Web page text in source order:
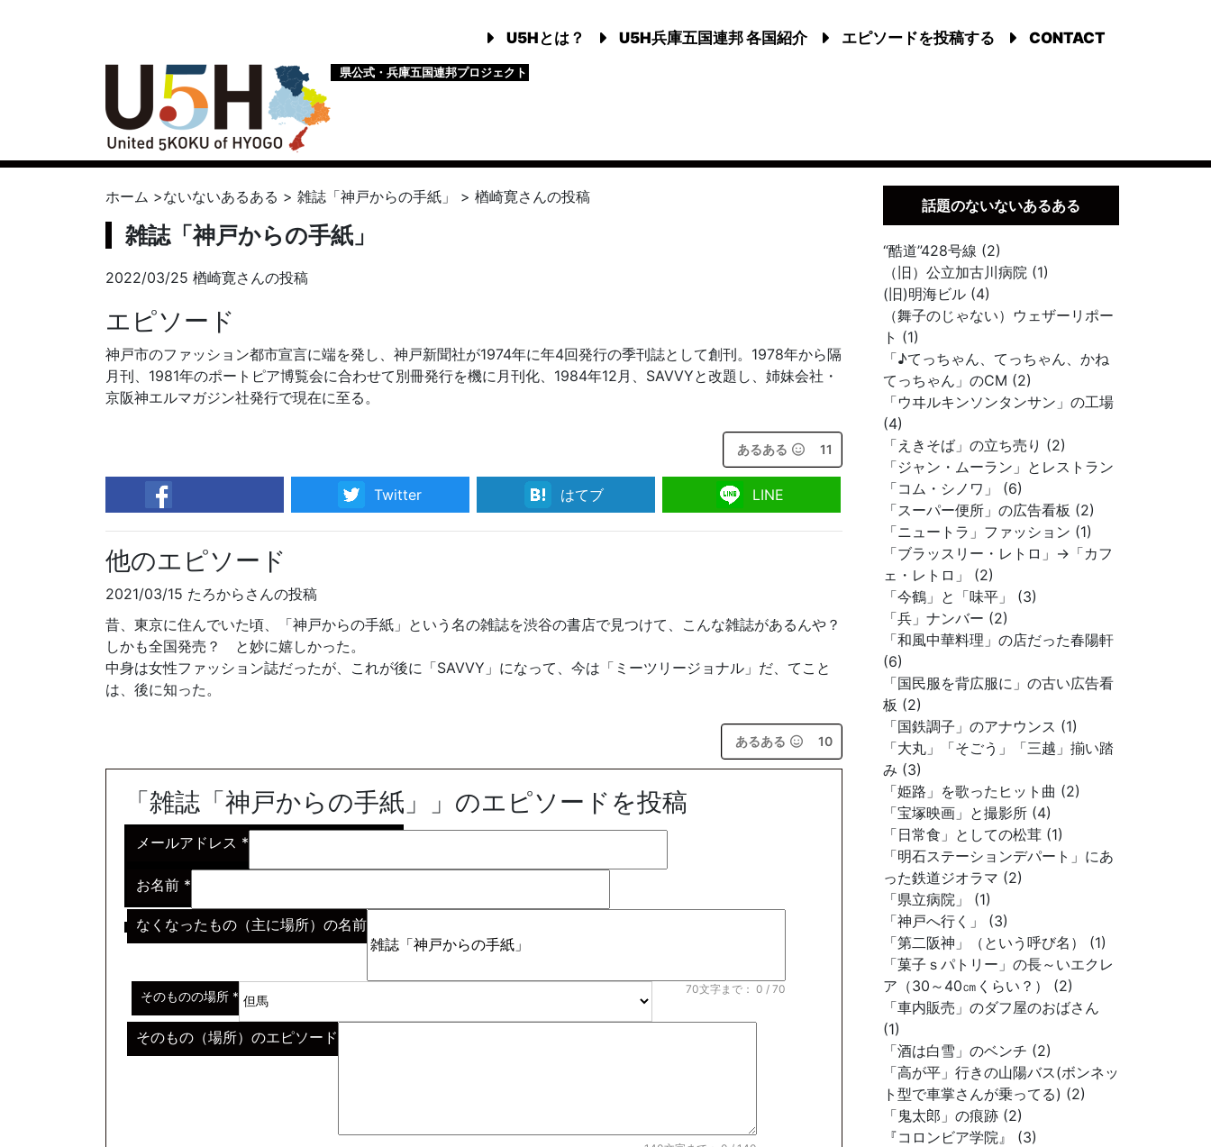
U5Hとは？ U5H兵庫五国連邦 各国紹介 エピソードを投稿する CONTACT
県公式・兵庫五国連邦プロジェクト
ホーム >ないないあるある > 雑誌「神戸からの手紙」 > 楢崎寛さんの投稿
雑誌「神戸からの手紙」
2022/03/25 楢崎寛さんの投稿
エピソード
神戸市のファッション都市宣言に端を発し、神戸新聞社が1974年に年4回発行の季刊誌として創刊。1978年から隔
月刊、1981年のポートピア博覧会に合わせて別冊発行を機に月刊化、1984年12月、SAVVYと改題し、姉妹会社・
京阪神エルマガジン社発行で現在に至る。
あるある 11
facebook
Twitter はてブ LINE
他のエピソード
2021/03/15 たろからさんの投稿
昔、東京に住んでいた頃、「神戸からの手紙」という名の雑誌を渋谷の書店で見つけて、こんな雑誌があるんや？
しかも全国発売？ と妙に嬉しかった。
中身は女性ファッション誌だったが、これが後に「SAVVY」になって、今は「ミーツリージョナル」だ、てこと
は、後に知った。
あるある 10
「雑誌「神戸からの手紙」」のエピソードを投稿
メールアドレス *
お名前 *
なくなったもの（主に場所）の名前
70文字まで：0 / 70
そのものの場所 *
そのもの（場所）のエピソード
話題のないないあるある
“酷道”428号線 (2)
（旧）公立加古川病院 (1)
(旧)明海ビル (4)
（舞子のじゃない）ウェザーリポー
ト (1)
「♪てっちゃん、てっちゃん、かね
てっちゃん」のCM (2)
「ウヰルキンソンタンサン」の工場
(4)
「えきそば」の立ち売り (2)
「ジャン・ムーラン」とレストラン
「コム・シノワ」 (6)
「スーパー便所」の広告看板 (2)
「ニュートラ」ファッション (1)
「ブラッスリー・レトロ」→「カフ
ェ・レトロ」 (2)
「今鶴」と「味平」 (3)
「兵」ナンバー (2)
「和風中華料理」の店だった春陽軒
(6)
「国民服を背広服に」の古い広告看
板 (2)
「国鉄調子」のアナウンス (1)
「大丸」「そごう」「三越」揃い踏
み (3)
「姫路」を歌ったヒット曲 (2)
「宝塚映画」と撮影所 (4)
「日常食」としての松茸 (1)
「明石ステーションデパート」にあ
った鉄道ジオラマ (2)
「県立病院」 (1)
「神戸へ行く」 (3)
「第二阪神」（という呼び名） (1)
「菓子ｓパトリー」の長～いエクレ
ア（30～40㎝くらい？） (2)
「車内販売」のダフ屋のおばさん
(1)
「酒は白雪」のベンチ (2)
「高が平」行きの山陽バス(ボンネッ
ト型で車掌さんが乗ってる) (2)
「鬼太郎」の痕跡 (2)
『コロンビア学院』 (3)